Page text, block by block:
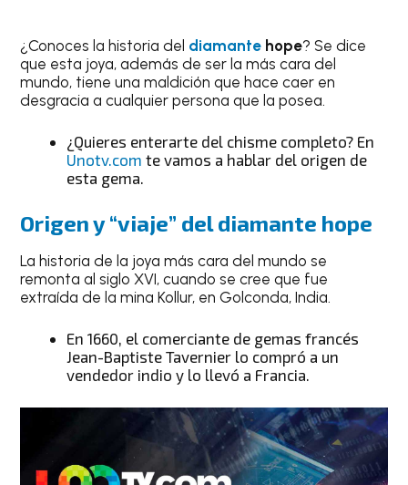
¿Conoces la historia del diamante hope? Se dice
que esta joya, además de ser la más cara del
mundo, tiene una maldición que hace caer en
desgracia a cualquier persona que la posea.
¿Quieres enterarte del chisme completo? En
Unotv.comte vamos a hablar del origen de
esta gema.
Origen y “viaje” deldiamante hope
La historia de la joya más cara del mundo se
remonta al siglo XVI, cuando se cree que fue
extraída de la mina Kollur, en Golconda, India.
En 1660, el comerciante de gemas francés
Jean-Baptiste Tavernier lo compró a un
vendedor indio y lo llevó a Francia.